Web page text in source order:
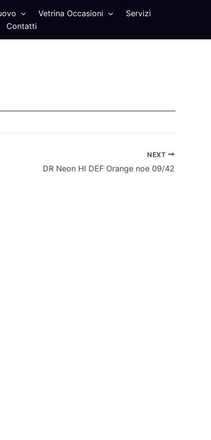
Vetrina Occasioni
Servizi
Contatti
NEXT
DR Neon HI DEF Orange noe 09/42